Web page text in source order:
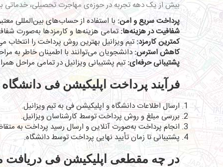
بیش از یک دهه تجربه در حوزه‌ی مهاجرت تحصیلی، خدماتی
پرداخت سریع و امن: با استفاده از حساب‌های بین‌المللی
شفافیت در هزینه‌ها:تمامی هزینه‌ها و کارمزدها به‌صورت
کمترین کارمزد:تیم ویزانیل بهترین روش پرداخت را انتخاب
کاهش استرس: دانشجویان می‌توانند با اطمینان خاطر به
پشتیبانی حرفه‌ای: تیم پشتیبانی ویزانیل در تمامی مراحل
فرآیند پرداخت اپلیکیشن فی دانشگاه
ارسال اطلاعات دانشگاه و اپلیکیشن فی به تیم ویزانیل.
بررسی مبلغ و روش پرداخت توسط کارشناسان ویزانیل.
انجام پرداخت به‌صورت آنلاین و ارسال رسید پرداخت به
پشتیبانی تا زمان تأیید نهایی پرداخت توسط دانشگاه.
در چه مقطعی اپلیکیشن فی